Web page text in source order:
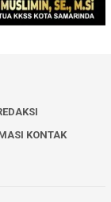
KONTAK